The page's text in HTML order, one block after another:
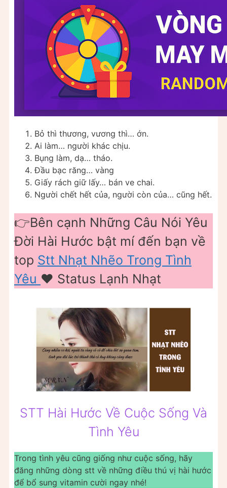
Bỏ thì thương, vương thì… ớn.
Ai làm… người khác chịu.
Bụng làm, dạ… tháo.
Đầu bạc răng… vàng
Giấy rách giữ lấy… bán ve chai.
Người chết hết của, người còn của… cũng hết.
👉Bên cạnh Những Câu Nói Yêu
Đời Hài Hước bật mí đến bạn về
top Stt Nhạt Nhẽo Trong Tình
Yêu ❤️ Status Lạnh Nhạt
STT Hài Hước Về Cuộc Sống Và
Tình Yêu
Trong tình yêu cũng giống như cuộc sống, hãy
đăng những dòng stt về những điều thú vị hài hước
để bổ sung vitamin cười ngay nhé!